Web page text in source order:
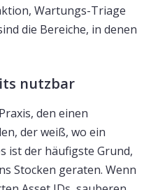
Wartungs-Triage
die Bereiche, in denen
nutzbar
den einen
der weiß, wo ein
ist der häufigste Grund,
Stocken geraten. Wenn